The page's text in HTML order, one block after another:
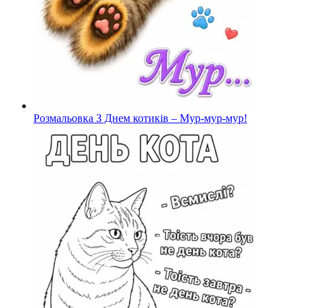
Розмальовка З Днем котиків – Мур-мур-мур!